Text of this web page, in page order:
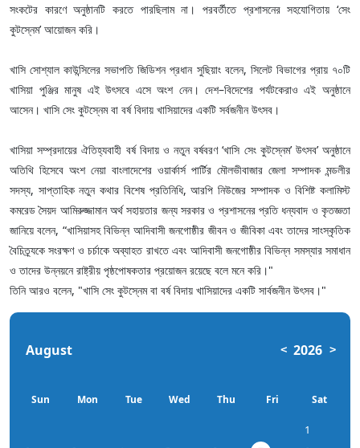
সংকটের কারণে অনুষ্ঠানটি করতে পারছিলাম না। পরবর্তীতে প্রশাসনের সহযোগিতায় ‘সেং
কুটস্নেম’ আয়োজন করি।
খাসি সোশ্যাল কাউন্সিলের সভাপতি জিডিশন প্রধান সুছিয়াং বলেন, সিলেট বিভাগের প্রায় ৭০টি
খাসিয়া পুঞ্জির মানুষ এই উৎসবে এসে অংশ নেন। দেশ–বিদেশের পর্যটকেরাও এই অনুষ্ঠানে
আসেন। খাসি সেং কুটস্নেম বা বর্ষ বিদায় খাসিয়াদের একটি সর্বজনীন উৎসব।
খাসিয়া সম্প্রদায়ের ঐতিহ্যবাহী বর্ষ বিদায় ও নতুন বর্ষবরণ ‘খাসি সেং কুটস্নেম’ উৎসব’ অনুষ্ঠানে
অতিথি হিসেবে অংশ নেয়া বাংলাদেশের ওয়ার্কার্স পার্টির মৌলভীবাজার জেলা সম্পাদক মন্ডলীর
সদস্য, সাপ্তাহিক নতুন কথার বিশেষ প্রতিনিধি, আরপি নিউজের সম্পাদক ও বিশিষ্ট কলামিস্ট
কমরেড সৈয়দ আমিরুজ্জামান অর্থ সহায়তার জন্য সরকার ও প্রশাসনের প্রতি ধন্যবাদ ও কৃতজ্ঞতা
জানিয়ে বলেন, “খাসিয়াসহ বিভিন্ন আদিবাসী জনগোষ্ঠীর জীবন ও জীবিকা এবং তাদের সাংস্কৃতিক
বৈচিত্র্যকে সংরক্ষণ ও চর্চাকে অব্যাহত রাখতে এবং আদিবাসী জনগোষ্ঠীর বিভিন্ন সমস্যার সমাধান
ও তাদের উন্নয়নে রাষ্ট্রীয় পৃষ্ঠপোষকতার প্রয়োজন রয়েছে বলে মনে করি।"
তিনি আরও বলেন, "খাসি সেং কুটস্নেম বা বর্ষ বিদায় খাসিয়াদের একটি সার্বজনীন উৎসব।"
August < 2026 >
Sun Mon Tue Wed Thu Fri Sat
1